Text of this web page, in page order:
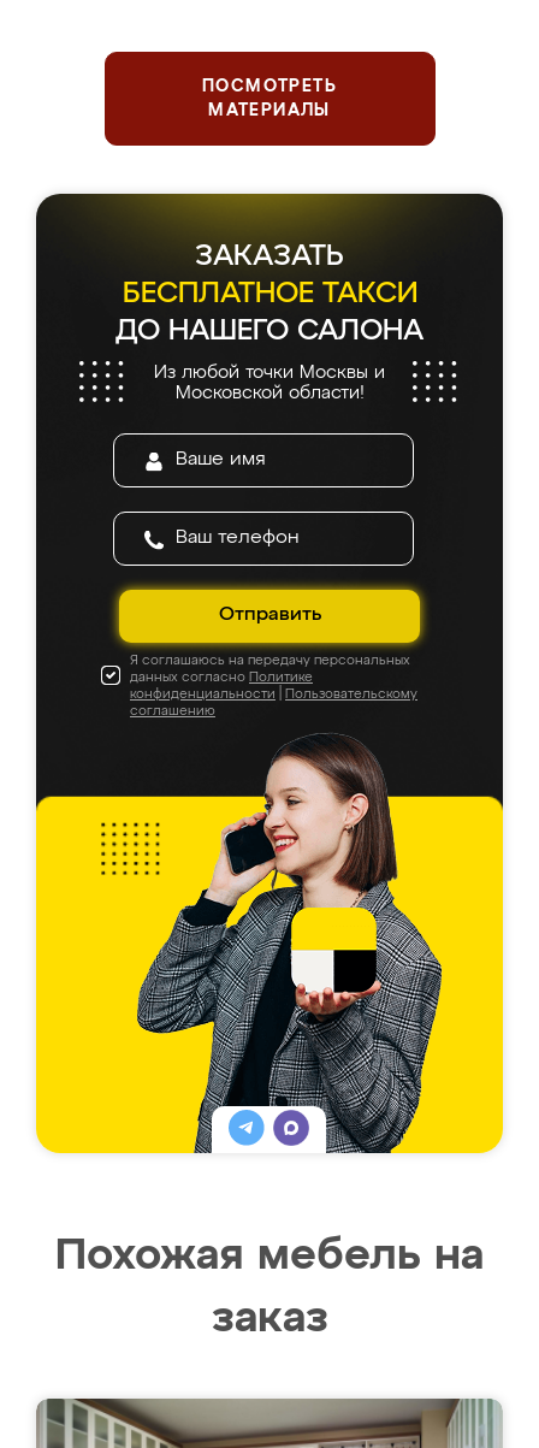
ПОСМОТРЕТЬ
МАТЕРИАЛЫ
ЗАКАЗАТЬ
БЕСПЛАТНОЕ ТАКСИ
ДО НАШЕГО САЛОНА
Из любой точки Москвы и
Московской области!
Отправить
Я соглашаюсь на передачу персональных
данных согласно Политике
конфиденциальности
Пользовательскому
соглашению
Похожая мебель на
заказ